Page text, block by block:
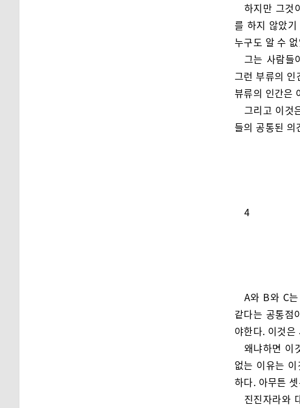
하지만 그것
를 하지 않았
누구도 알 수
그는 사람들
그런 부류의 인
뷰류의 인간은
그리고 이것
들의 공통된 의
4
A와 B와 C
같다는 공통점
야한다. 이것은
왜냐하면 이
없는 이유는
하다. 아무튼
진진자라와